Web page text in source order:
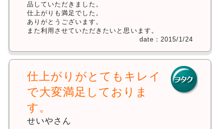
品していただきました。
仕上がりも満足でした。
ありがとうございます。
また利用させていただきたいと思います。
date：2015/1/24
仕上がりがとてもキレイ
で大変満足しておりま
す。
せいやさん